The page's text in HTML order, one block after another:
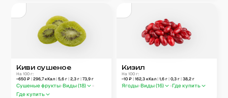
Киви сушеное
На 100 г:
~650 ₽| 296,7кКал| 5,6 г| 2,3 г| 73,9 г
Сушеные фрукты Виды (18)
Где купить
Кизил
На 100 г:
~10 ₽ | 162,3 кКал | 1,6 г | 0,3 г | 38,2 г
Ягоды Виды (16) Где купить